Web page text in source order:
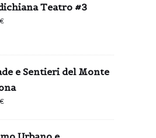
Teatro #3
€
e Sentieri del Monte
€